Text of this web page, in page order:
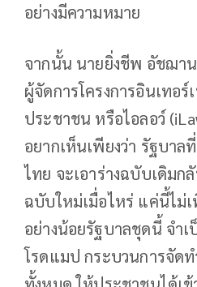
อย่างมีความหมาย
จากนั้น นายยิ่งชีพ อัชฌา
ผู้จัดการโครงการอินเทอ
ประชาชน หรือไอลอว์
อยากเห็นเพียงว่า รัฐบาล
ไทย จะเอาร่างฉบับเดิมก
ฉบับใหม่เมื่อไหร่ แค่นี้ไม่
อย่างน้อยรัฐบาลชุดนี้ จํา
โรดแมป กระบวนการจัด